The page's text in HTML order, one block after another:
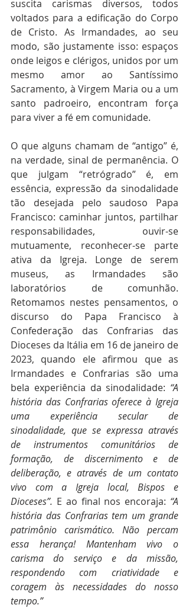
suscita carismas diversos, todos
voltados para a edificação do Corpo
de Cristo. As Irmandades, ao seu
modo, são justamente isso: espaços
onde leigos e clérigos, unidos por um
mesmo amor ao Santíssimo
Sacramento, à Virgem Maria ou a um
santo padroeiro, encontram força
para viver a fé em comunidade.
O que alguns chamam de “antigo” é,
na verdade, sinal de permanência. O
que julgam “retrógrado” é, em
essência, expressão da sinodalidade
tão desejada pelo saudoso Papa
Francisco: caminhar juntos, partilhar
responsabilidades, ouvir-se
mutuamente, reconhecer-se parte
ativa da Igreja. Longe de serem
museus, as Irmandades são
laboratórios de comunhão.
Retomamos nestes pensamentos, o
discurso do Papa Francisco à
Confederação das Confrarias das
Dioceses da Itália em 16 de janeiro de
2023, quando ele afirmou que as
Irmandades e Confrarias são uma
bela experiência da sinodalidade: “A
história das Confrarias oferece à Igreja
uma experiência secular de
sinodalidade, que se expressa através
de instrumentos comunitários de
formação, de discernimento e de
deliberação, e através de um contato
vivo com a Igreja local, Bispos e
Dioceses”. E ao final nos encoraja: “A
história das Confrarias tem um grande
patrimônio carismático. Não percam
essa herança! Mantenham vivo o
carisma do serviço e da missão,
respondendo com criatividade e
coragem às necessidades do nosso
tempo.”